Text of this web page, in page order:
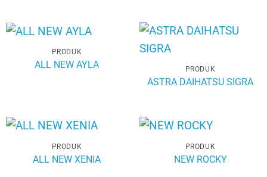
PRODUK
ALL NEW AYLA PRODUK
ASTRA DAIHATSU SIGRA
PRODUK
ALL NEW XENIA
PRODUK
NEW ROCKY